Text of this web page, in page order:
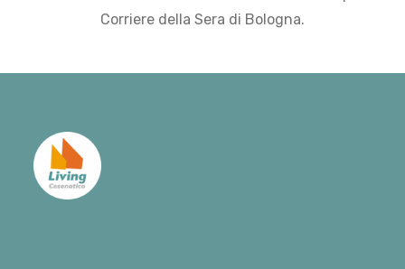
Corriere della Sera di Bologna.